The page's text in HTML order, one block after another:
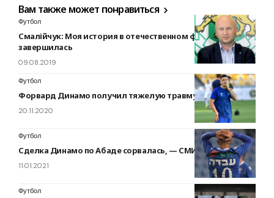
Вам также может понравиться
Футбол
Смалійчук: Моя история в отечественном футболе
завершилась
09.08.2019
Футбол
Форвард Динамо получил тяжелую травму
20.11.2020
Футбол
Сделка Динамо по Абаде сорвалась, — СМИ
11.01.2021
Футбол